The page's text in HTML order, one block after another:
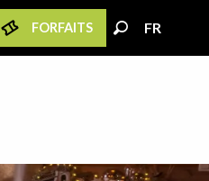
ÉTÉ : PASSER EN MODE HIVER
ACTUELLE ÉTÉ : PASSER EN
FR
FORFAITS FR